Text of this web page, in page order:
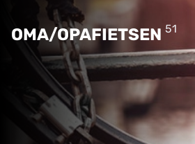
OMA/OPAFIETSEN 51